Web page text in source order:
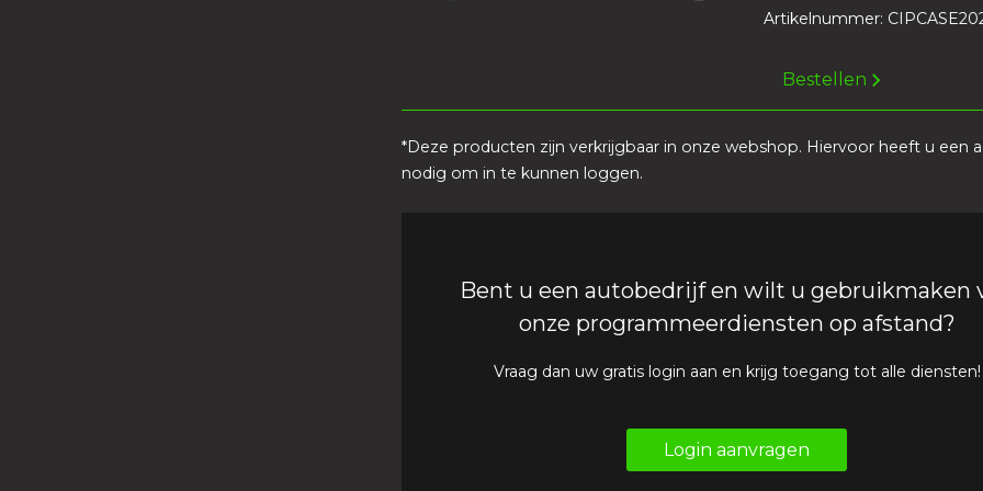
Artikelnummer:
Bestellen
*Deze producten zijn verkrijgbaar in onze webshop. Hiervoor heeft u een
nodig om in te kunnen loggen.
Bent u een autobedrijf en wilt u gebruikmaken
onze programmeerdiensten op afstand?
Vraag dan uw gratis login aan en krijg toegang tot alle diensten!
Login aanvragen